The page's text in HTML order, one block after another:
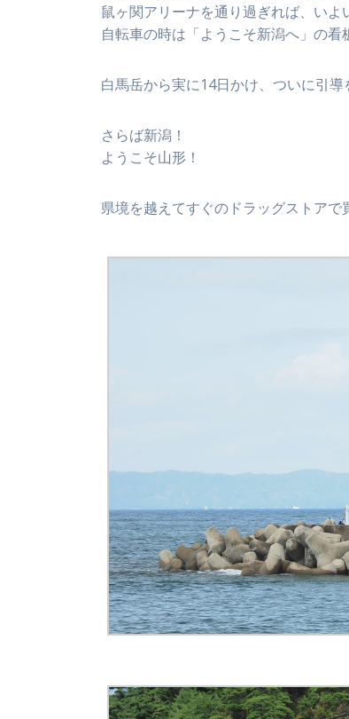
鼠ヶ関アリーナを通り過ぎれば、いよ
自転車の時は「ようこそ新潟へ」の看
白馬岳から実に14日かけ、ついに引導
さらば新潟！
ようこそ山形！
県境を越えてすぐのドラッグストア